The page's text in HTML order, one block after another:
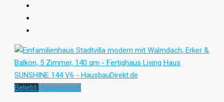
Beliebt Hausentwurf